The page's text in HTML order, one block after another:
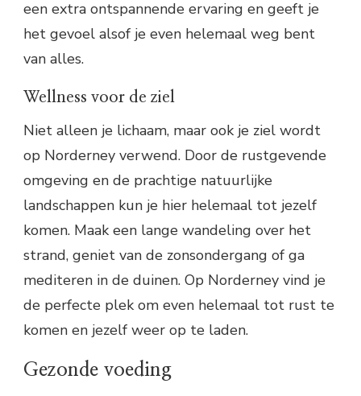
een extra ontspannende ervaring en geeft je
het gevoel alsof je even helemaal weg bent
van alles.
Wellness voor de ziel
Niet alleen je lichaam, maar ook je ziel wordt
op Norderney verwend. Door de rustgevende
omgeving en de prachtige natuurlijke
landschappen kun je hier helemaal tot jezelf
komen. Maak een lange wandeling over het
strand, geniet van de zonsondergang of ga
mediteren in de duinen. Op Norderney vind je
de perfecte plek om even helemaal tot rust te
komen en jezelf weer op te laden.
Gezonde voeding